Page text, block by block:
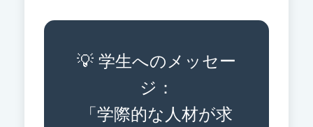
💡 学生へのメッセー
ジ：
「学際的な人材が求